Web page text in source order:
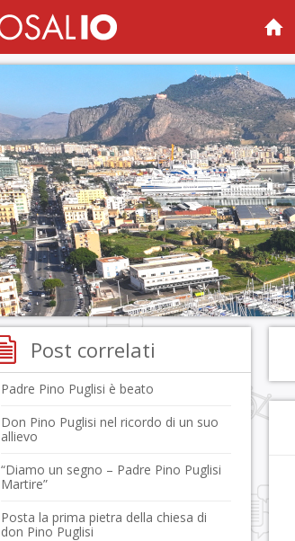
Post correlati
Padre Pino Puglisi è beato
Don Pino Puglisi nel ricordo di un suo
allievo
“Diamo un segno – Padre Pino Puglisi
Martire”
Posta la prima pietra della chiesa di
don Pino Puglisi